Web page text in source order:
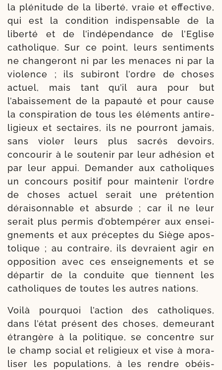
la plé­ni­tude de la liber­té, vraie et effec­tive,
qui est la condi­tion indis­pen­sable de la
liber­té et de l’indépendance de l’Eglise
catho­lique. Sur ce point, leurs senti­ments
ne chan­ge­ront ni par les menaces ni par la
vio­lence ; ils subi­ront l’ordre de choses
actuel, mais tant qu’il aura pour but
l’abaissement de la papau­té et pour cause
la conspi­ra­tion de tous les élé­ments anti­re­
li­gieux et sec­taires, ils ne pour­ront jamais,
sans vio­ler leurs plus sacrés devoirs,
concou­rir à le sou­te­nir par leur adhé­sion et
par leur appui. Demander aux catho­liques
un concours posi­tif pour main­te­nir l’ordre
de choses actuel serait une pré­ten­tion
dérai­son­nable et absurde ; car il ne leur
serait plus per­mis d’obtem­pérer aux ensei­
gne­ments et aux pré­ceptes du Siège apos­
to­lique ; au contraire, ils devraient agir en
oppo­si­tion avec ces ensei­gne­ments et se
dépar­tir de la conduite que tiennent les
catho­liques de toutes les autres nations.
Voilà pour­quoi l’action des catho­liques,
dans l’état pré­sent des choses, demeu­rant
étran­gère à la poli­tique, se concentre sur
le champ social et reli­gieux et vise à mora­
li­ser les popu­la­tions, à les rendre obéis­